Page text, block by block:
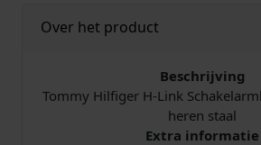
r
a
Over het product
Beschrijving
Tommy Hilfiger H-Link
heren staal
Extra informatie